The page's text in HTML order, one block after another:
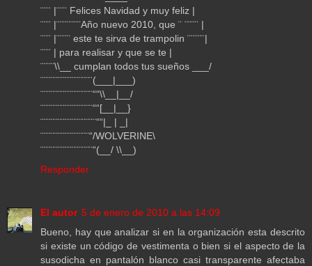
¨¨¨ |¨¨¨ Felices Navidad y muy feliz |
¨¨¨ |¨¨¨¨¨¨¨Año nuevo 2010, que ¨ ¨¨¨¨ |
¨¨¨ |¨¨¨¨ este te sirva de trampolin ¨¨¨¨¨|
¨¨¨ | para realisar y que se te |
¨¨¨¨\\__ cumplan todos tus sueños ___/
¨¨¨¨¨¨¨¨¨¨¨¨¨¨¨(___|___)
¨¨¨¨¨¨¨¨¨¨¨¨¨¨¨““\\__|__/
¨¨¨¨¨¨¨¨¨¨¨¨¨¨¨““[__|__}
¨¨¨¨¨¨¨¨¨¨¨¨¨¨¨¨““|_ | _|
¨¨¨¨¨¨¨¨¨¨¨¨¨¨“/WOLVERINE\
¨¨¨¨¨¨¨¨¨¨¨¨¨¨¨“(__/ \\__)
Responder
El autor 5 de enero de 2010 a las 14:09
Bueno, hay que analizar si en la organización esta descrito
si existe un código de vestimenta o bien si el aspecto de la
susodicha en pantalón blanco casi transparente afectaba